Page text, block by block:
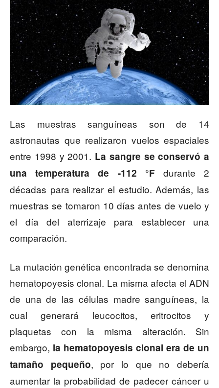
Las muestras sanguíneas son de 14
astronautas que realizaron vuelos espaciales
entre 1998 y 2001. La sangre se conservó a
una temperatura de -112 °F durante 2
décadas para realizar el estudio. Además, las
muestras se tomaron 10 días antes de vuelo y
el día del aterrizaje para establecer una
comparación.
La mutación genética encontrada se denomina
hematopoyesis clonal. La misma afecta el ADN
de una de las células madre sanguíneas, la
cual generará leucocitos, eritrocitos y
plaquetas con la misma alteración. Sin
embargo, la hematopoyesis clonal era de un
tamaño pequeño, por lo que no debería
aumentar la probabilidad de padecer cáncer u